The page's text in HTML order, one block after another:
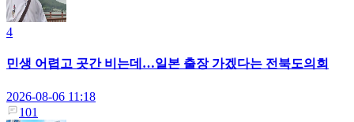
4
민생 어렵고 곳간 비는데…일본 출장 가겠다는 전북도의회
2026-08-06 11:18
101